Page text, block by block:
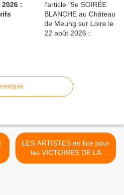
:
LES ARTISTES en lice pour
les VICTOIRES DE LA
MUSIQUE 2016 >